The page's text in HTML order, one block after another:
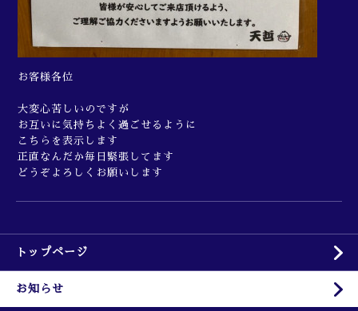
お客様各位
大変心苦しいのですが
お互いに気持ちよく過ごせるように
こちらを表示します
正直なんだか毎日緊張してます
どうぞよろしくお願いします
トップページ
お知らせ